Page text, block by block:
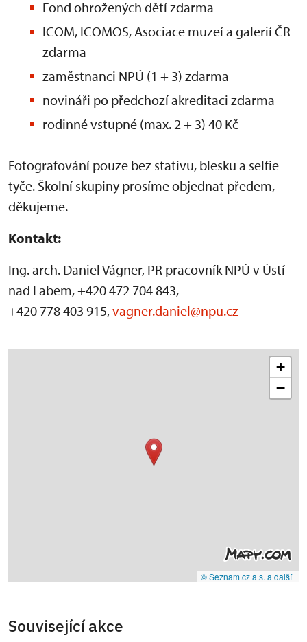
Fond ohrožených dětí zdarma
ICOM, ICOMOS, Asociace muzeí a galerií ČR
zdarma
zaměstnanci NPÚ (1 + 3) zdarma
novináři po předchozí akreditaci zdarma
rodinné vstupné (max. 2 + 3) 40 Kč
Fotografování pouze bez stativu, blesku a selfie
tyče. Školní skupiny prosíme objednat předem,
děkujeme.
Kontakt:
Ing. arch. Daniel Vágner, PR pracovník NPÚ v Ústí
nad Labem, +420 472 704 843,
+420 778 403 915,vagner.daniel@npu.cz
+
−
© Seznam.cz a.s. a další
Související akce